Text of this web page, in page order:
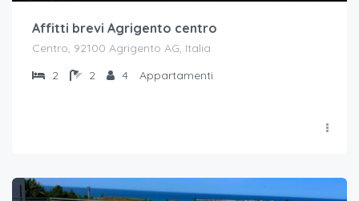
Affitti brevi Agrigento centro
Centro, 92100 Agrigento AG, Italia
2
2 4 Appartamenti